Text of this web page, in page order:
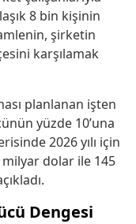
8 bin kişinin
şirketin
karşılamak
planlanan işten
yüzde 10’una
2026 yılı için
dolar ile 145
Dengesi